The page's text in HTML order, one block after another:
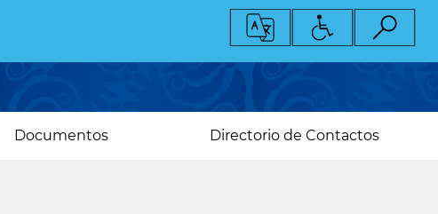
Documentos Directorio de Contactos